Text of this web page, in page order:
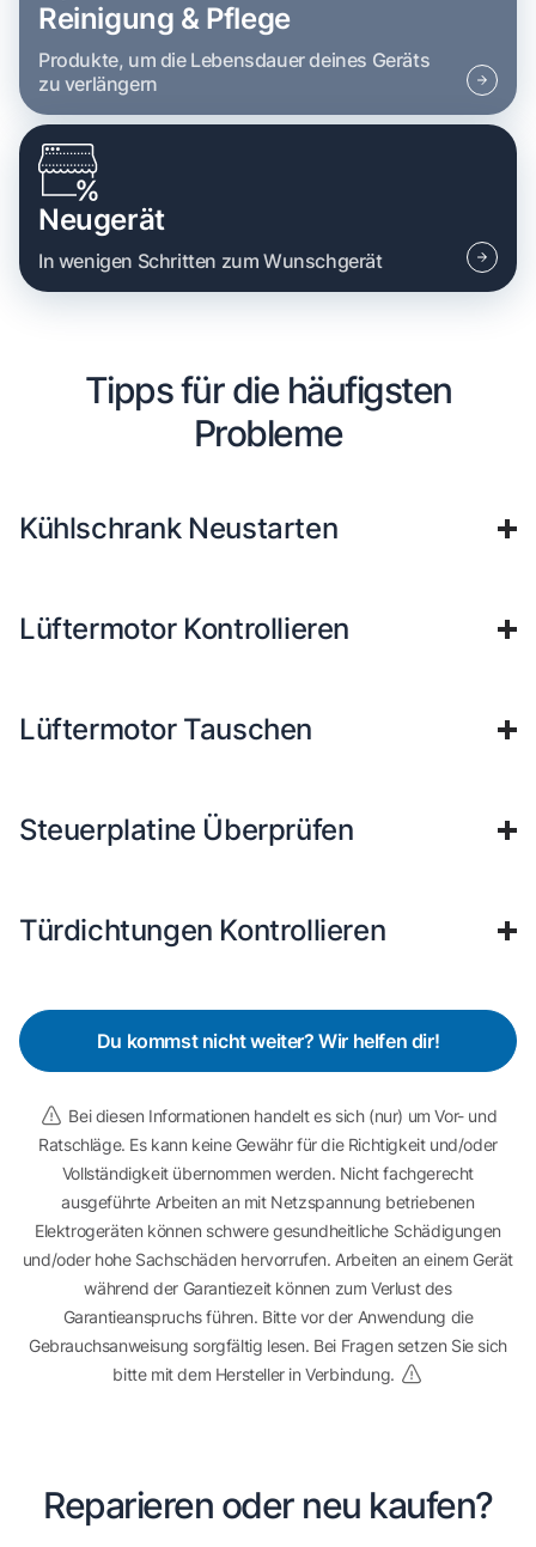
Reinigung & Pflege
Produkte, um die Lebensdauer deines Geräts
zu verlängern
Neugerät
In wenigen Schritten zum Wunschgerät
Tipps für die häufigsten
Probleme
Kühlschrank Neustarten
Lüftermotor Kontrollieren
Lüftermotor Tauschen
Steuerplatine Überprüfen
Türdichtungen Kontrollieren
Du kommst nicht weiter? Wir helfen dir!
Bei diesen Informationen handelt es sich (nur) um Vor- und
Ratschläge. Es kann keine Gewähr für die Richtigkeit und/oder
Vollständigkeit übernommen werden. Nicht fachgerecht
ausgeführte Arbeiten an mit Netzspannung betriebenen
Elektrogeräten können schwere gesundheitliche Schädigungen
und/oder hohe Sachschäden hervorrufen. Arbeiten an einem Gerät
während der Garantiezeit können zum Verlust des
Garantieanspruchs führen. Bitte vor der Anwendung die
Gebrauchsanweisung sorgfältig lesen. Bei Fragen setzen Sie sich
bitte mit dem Hersteller in Verbindung.
Reparieren oder neu kaufen?